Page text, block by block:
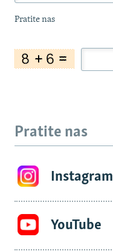
Pratite nas
Pratite nas
Instagram
YouTube